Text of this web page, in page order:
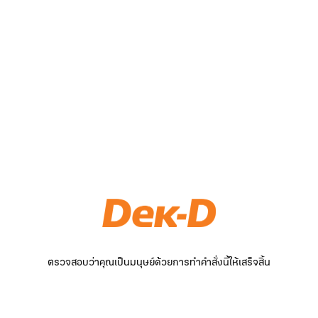
ตรวจสอบว่าคุณเป็นมนุษย์ด้วยการทำคำสั่งนี้ให้เสร็จสิ้น